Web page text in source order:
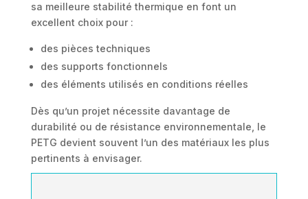
sa meilleure stabilité thermique en font un
excellent choix pour :
des pièces techniques
des supports fonctionnels
des éléments utilisés en conditions réelles
Dès qu’un projet nécessite davantage de
durabilité ou de résistance environnementale, le
PETG devient souvent l’un des matériaux les plus
pertinents à envisager.